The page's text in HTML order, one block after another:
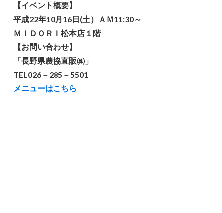
【イベント概要】
平成22年10月16日(土）ＡＭ11:30～
ＭＩＤＯＲＩ松本店１階
【お問い合わせ】
「長野県農協直販㈱」
TEL026－285－5501
メニューはこちら